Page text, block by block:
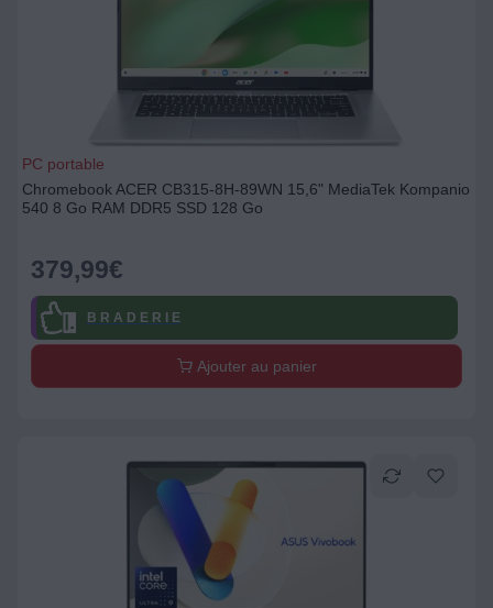
PC portable
Chromebook ACER CB315-8H-89WN 15,6" MediaTek Kompanio
540 8 Go RAM DDR5 SSD 128 Go
379,99€
B R A D E R I E
Ajouter au panier